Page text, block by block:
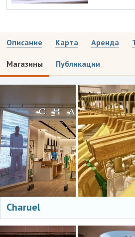
Описание Карта Аренда
Магазины Публикации
Charuel